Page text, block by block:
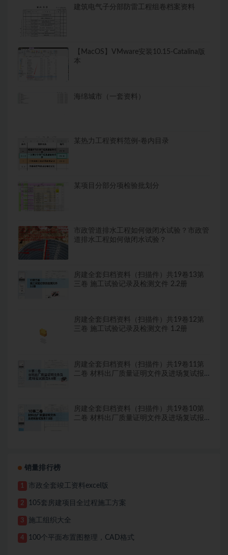
建筑电气子分部防雷工程组卷档案资料
【MacOS】VMware安装10.15-Catalina版
本
海绵城市（一套资料）
某热力工程资料范例-卷内目录
某项目分部分项检验批划分
市政管道排水工程如何做闭水试验？市政管
道排水工程如何做闭水试验？
房建全套归档资料（扫描件）共19卷13第
三卷 施工试验记录及检测文件 2.2册
房建全套归档资料（扫描件）共19卷12第
三卷 施工试验记录及检测文件 1.2册
房建全套归档资料（扫描件）共19卷11第
二卷 材料出厂质量证明文件及进场复试报
房建全套归档资料（扫描件）共19卷10第
二卷 材料出厂质量证明文件及进场复试报
销量排行榜
1 市政全套竣工资料excel版
2 105套房建项目全过程施工方案
3 施工组织大全
4 100个平面布置图整理，CAD格式